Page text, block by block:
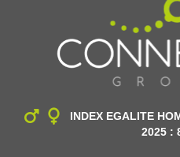
INDEX EGALITE
2025 :